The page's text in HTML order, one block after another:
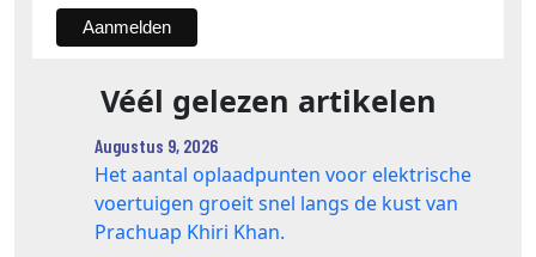
Véél gelezen artikelen
Augustus 9, 2026
Het aantal oplaadpunten voor elektrische
voertuigen groeit snel langs de kust van
Prachuap Khiri Khan.